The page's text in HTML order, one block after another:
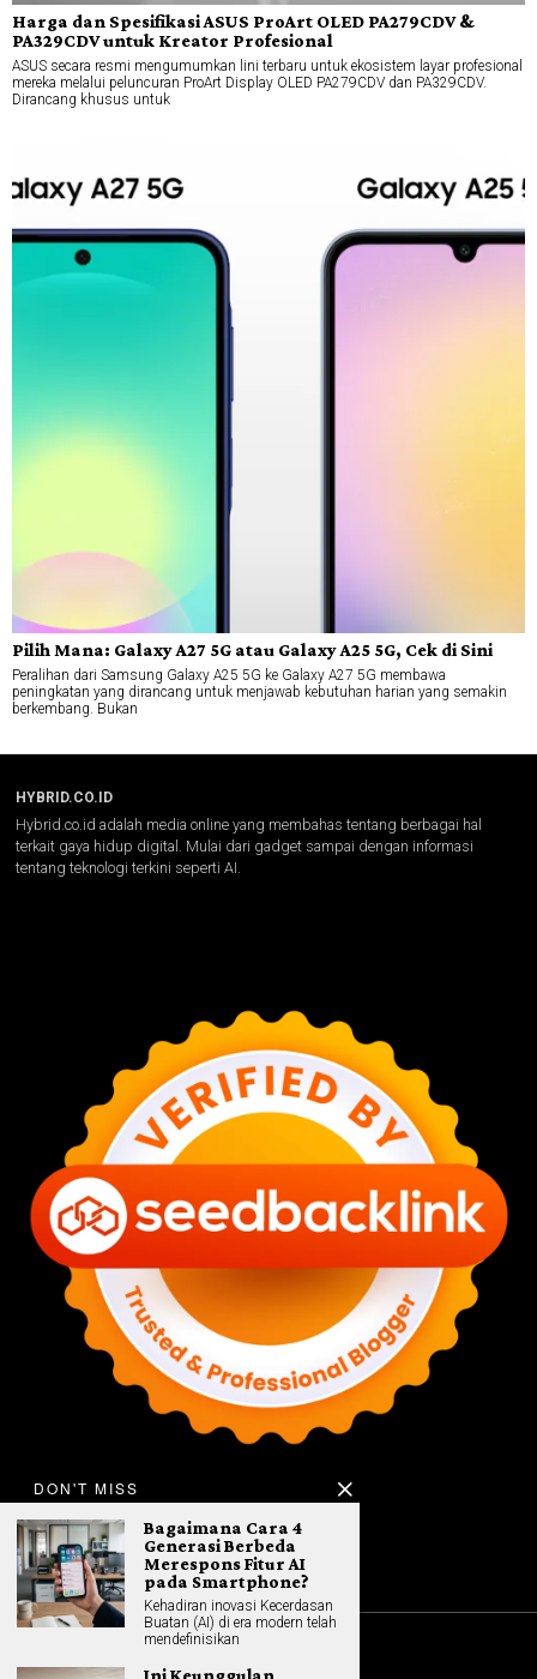
Harga dan Spesifikasi ASUS ProArt OLED PA279CDV &
PA329CDV untuk Kreator Profesional
ASUS secara resmi mengumumkan lini terbaru untuk ekosistem layar profesional
mereka melalui peluncuran ProArt Display OLED PA279CDV dan PA329CDV.
Dirancang khusus untuk
Pilih Mana: Galaxy A27 5G atau Galaxy A25 5G, Cek di Sini
Peralihan dari Samsung Galaxy A25 5G ke Galaxy A27 5G membawa
peningkatan yang dirancang untuk menjawab kebutuhan harian yang semakin
berkembang. Bukan
HYBRID.CO.ID
Hybrid.co.id adalah media online yang membahas tentang berbagai hal
terkait gaya hidup digital. Mulai dari gadget sampai dengan informasi
tentang teknologi terkini seperti AI.
©2026All rights reserved. Hybrid.co.id
DON'T MISS
Bagaimana Cara 4
Generasi Berbeda
Merespons Fitur AI
pada Smartphone?
Kehadiran inovasi Kecerdasan
Buatan (AI) di era modern telah
mendefinisikan